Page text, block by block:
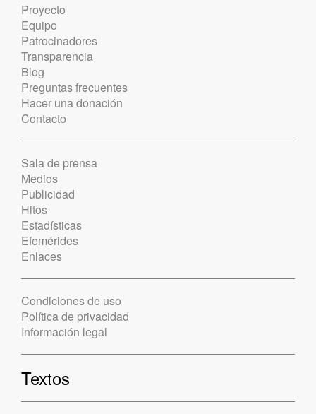
Proyecto
Equipo
Patrocinadores
Transparencia
Blog
Preguntas frecuentes
Hacer una donación
Contacto
Sala de prensa
Medios
Publicidad
Hitos
Estadísticas
Efemérides
Enlaces
Condiciones de uso
Política de privacidad
Información legal
Textos